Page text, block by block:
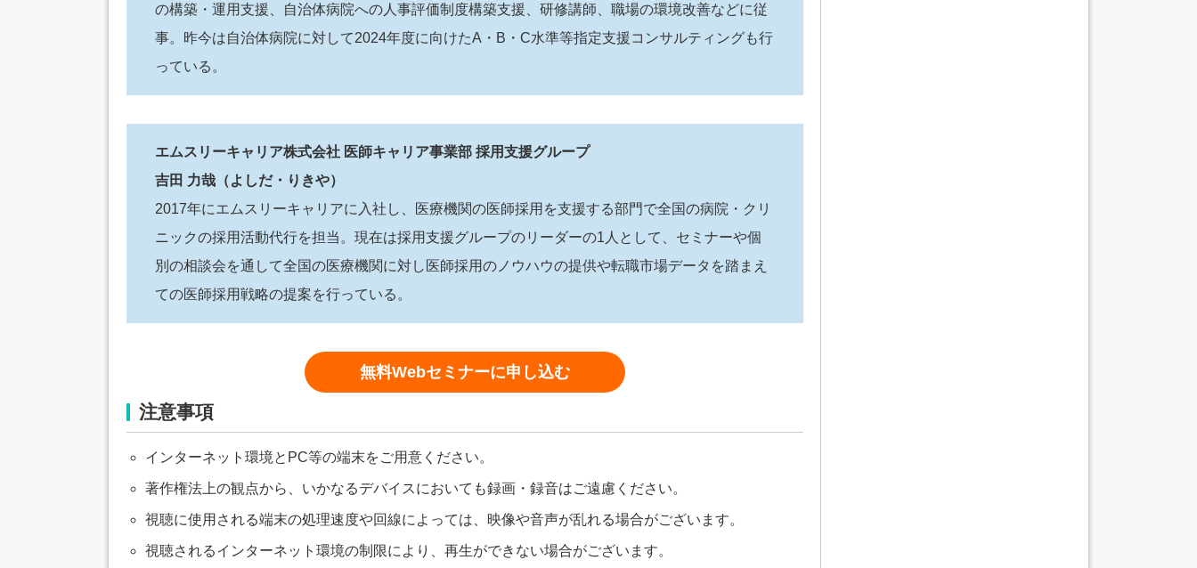
の構築・運用支援、自治体病院への人事評価制度構築支援、研修講師、職場の環境改善などに従
事。昨今は自治体病院に対して2024年度に向けたA・B・C水準等指定支援コンサルティングも行
っている。
エムスリーキャリア株式会社 医師キャリア事業部 採用支援グループ
吉田 力哉（よしだ・りきや）
2017年にエムスリーキャリアに入社し、医療機関の医師採用を支援する部門で全国の病院・クリ
ニックの採用活動代行を担当。現在は採用支援グループのリーダーの1人として、セミナーや個
別の相談会を通して全国の医療機関に対し医師採用のノウハウの提供や転職市場データを踏まえ
ての医師採用戦略の提案を行っている。
無料Webセミナーに申し込む
注意事項
インターネット環境とPC等の端末をご用意ください。
著作権法上の観点から、いかなるデバイスにおいても録画・録音はご遠慮ください。
視聴に使用される端末の処理速度や回線によっては、映像や音声が乱れる場合がございます。
視聴されるインターネット環境の制限により、再生ができない場合がございます。